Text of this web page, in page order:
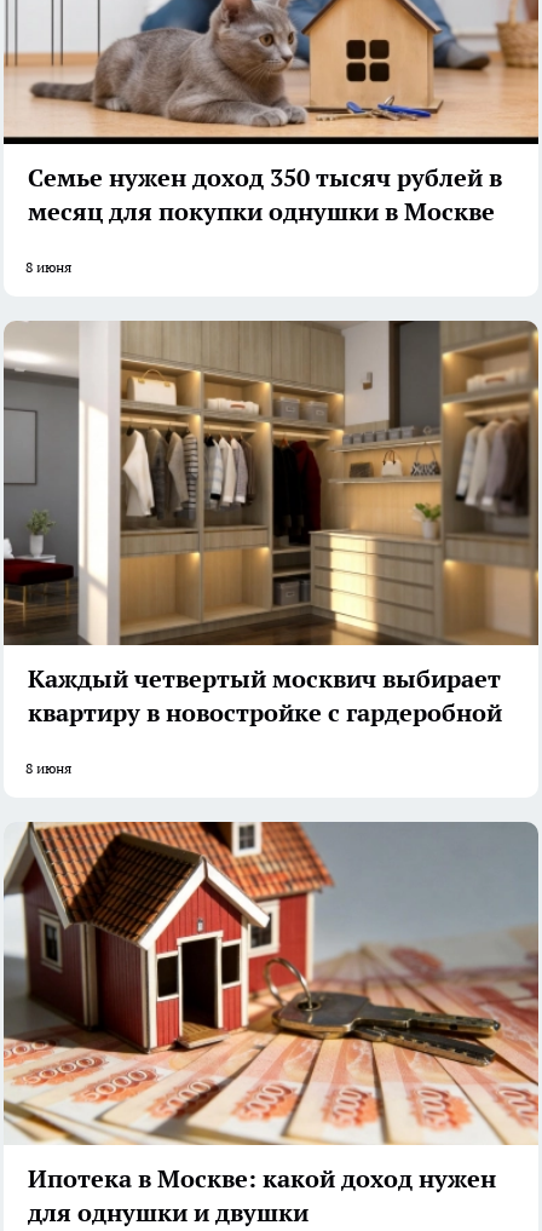
Семье нужен доход 350 тысяч рублей в
месяц для покупки однушки в Москве
8 июня
Каждый четвертый москвич выбирает
квартиру в новостройке с гардеробной
8 июня
Ипотека в Москве: какой доход нужен
для однушки и двушки